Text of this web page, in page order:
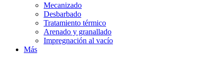
Mecanizado
Desbarbado
Tratamiento térmico
Arenado y granallado
Impregnación al vacío
Más